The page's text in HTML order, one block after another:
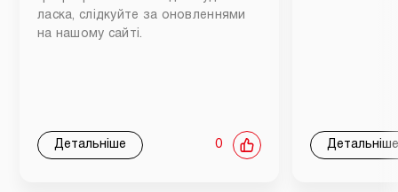
ласка, слідкуйте за оновленнями
на нашому сайті.
Детальніше 0 Детальніше